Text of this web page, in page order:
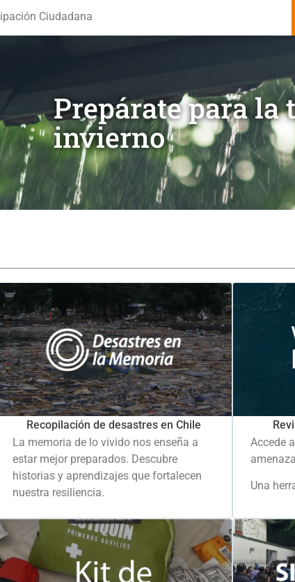
Ciudadana
Prepárate para la
invierno
Recopilación de desastres en Chile
La memoria de lo vivido nos enseña a
estar mejor preparados. Descubre
historias y aprendizajes que fortalecen
nuestra resiliencia.
Accede
Una